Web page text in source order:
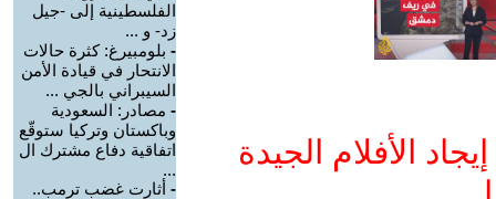
الأفلام الجيدة
الفلسطينية إلى -جيل
زد- و ...
- بلومبيرغ: كثرة حالات
الانتحار في قيادة الأمن
السيبراني بالجي ...
- مصادر: السعودية
وباكستان وتركيا ستوقّع
اتفاقية دفاع مشترك ال
...
- أثارت غضب ترمب..